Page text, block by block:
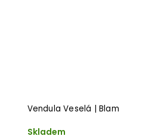
Vendula Veselá | Blam
Skladem